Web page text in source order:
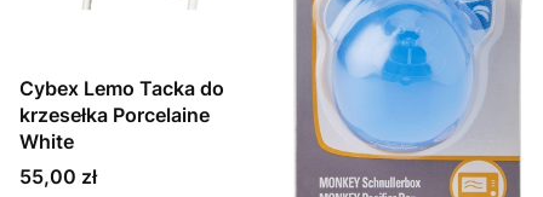
Cybex Lemo Tacka do
krzesełka Porcelaine
White
Cena
55,00 zł